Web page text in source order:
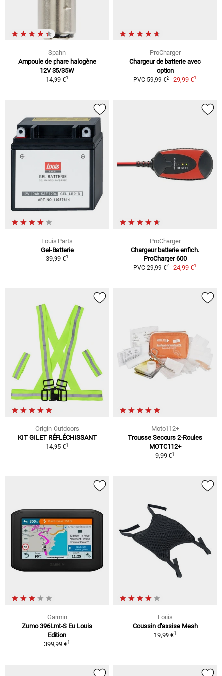
Spahn
Ampoule de phare halogène
12V 35/35W
14,99 €1
ProCharger
Chargeur de batterie avec
option
PVC 59,99 €2 29,99 €1
Louis Parts
Gel-Batterie
39,99 €1
ProCharger
Chargeur batterie enfich.
ProCharger 600
PVC 29,99 €2 24,99 €1
Origin-Outdoors
KIT GILET RÉFLÉCHISSANT
14,95 €1
Moto112+
Trousse Secours 2-Roules
MOTO112+
9,99 €1
Garmin
Zumo 396Lmt-S Eu Louis
Edition
399,99 €1
Louis
Coussin d'assise Mesh
19,99 €1